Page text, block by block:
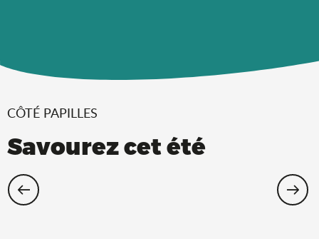
CÔTÉ PAPILLES
Savourez cet été
terrasse à l’ombre !